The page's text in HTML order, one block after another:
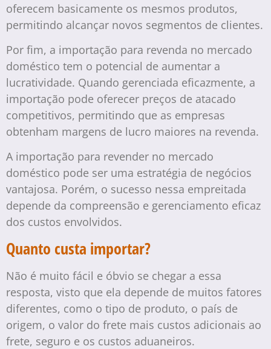
oferecem basicamente os mesmos produtos,
permitindo alcançar novos segmentos de clientes.
Por fim, a importação para revenda no mercado
doméstico tem o potencial de aumentar a
lucratividade. Quando gerenciada eficazmente, a
importação pode oferecer preços de atacado
competitivos, permitindo que as empresas
obtenham margens de lucro maiores na revenda.
A importação para revender no mercado
doméstico pode ser uma estratégia de negócios
vantajosa. Porém, o sucesso nessa empreitada
depende da compreensão e gerenciamento eficaz
dos custos envolvidos.
Quanto custa importar?
Não é muito fácil e óbvio se chegar a essa
resposta, visto que ela depende de muitos fatores
diferentes, como o tipo de produto, o país de
origem, o valor do frete mais custos adicionais ao
frete, seguro e os custos aduaneiros.